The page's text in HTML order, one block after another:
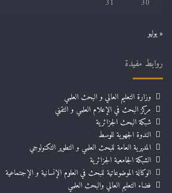
30
31
« يوليو
روابط مفيدة
وزارة التعليم العالي و البحث العلمي
مركز البحث في الإعلام العلمي و التقني
شبكة البحث الجزائرية
الندوة الجهوية للوسط
المديرية العامة للبحث العلمي و التطوير التكنولوجي
الشبكة الجامعية الجزائرية
الوكالة الموضوعاتية للبحث في العلوم الإنسانية و الإجتماعية
فضاء التعليم العالي والبحث العلمي